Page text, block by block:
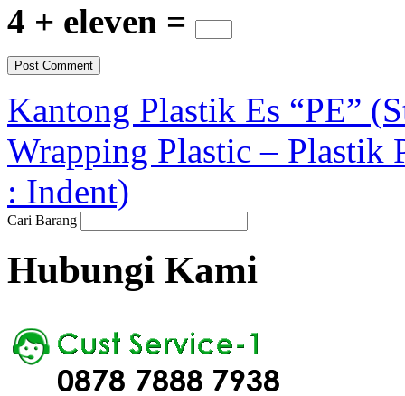
4 + eleven =
Kantong Plastik Es “PE”
Wrapping Plastic – Plastik
: Indent)
Cari Barang
Hubungi Kami